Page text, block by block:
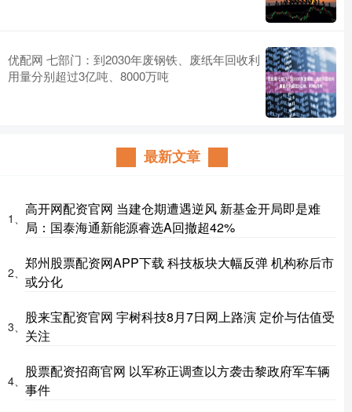
优配网 七部门：到2030年废钢铁、废纸年回收利
用量分别超过3亿吨、8000万吨
最新文章
1、
高开网配资官网 当建仓期遭遇逆风 新基金开局即是难
局：国泰海通新能源睿选A回撤超42%
2、
郑州股票配资网APP下载 科技板块大幅反弹 机构称后市
或分化
3、
股来宝配资官网 宇树科技8月7日网上路演 定价与估值受
关注
4、
股票配资招商官网 以军称正调查以方袭击黎政府军车辆
事件